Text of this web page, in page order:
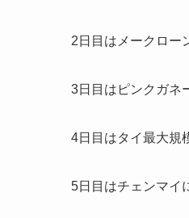
2日目はメークロー
3日目はピンクガネ
4日目はタイ最大規
5日目はチェンマイ